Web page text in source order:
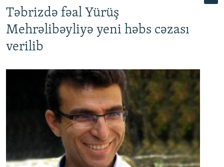
Təbrizdə fəal Yürüş
Mehrəlibəyliyə yeni həbs cəzası
verilib